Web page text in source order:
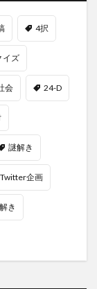
4択
イズ
会 24-D
謎解き
Twitter企画
き